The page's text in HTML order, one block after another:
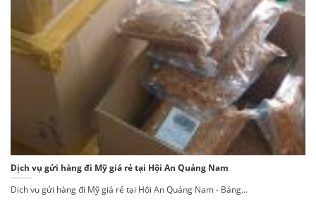
Dịch vụ gửi hàng đi Mỹ giá rẻ tại Hội An Quảng Nam
Dịch vụ gửi hàng đi Mỹ giá rẻ tại Hội An Quảng Nam - Bảng...